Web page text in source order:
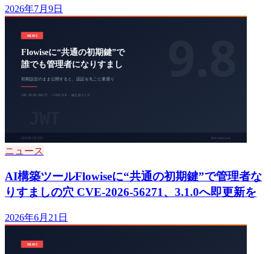
2026年7月9日
ニュース
AI構築ツールFlowiseに“共通の初期鍵”で管理者な
りすましの穴 CVE-2026-56271、3.1.0へ即更新を
2026年6月21日